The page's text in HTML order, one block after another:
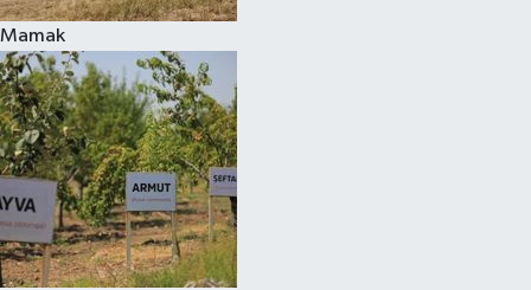
Mamak